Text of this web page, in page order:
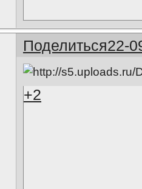
Поделиться22-
+2